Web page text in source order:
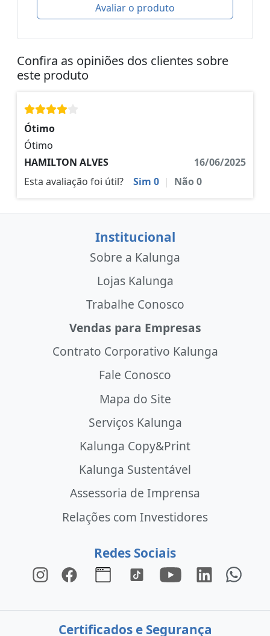
Avaliar o produto
Confira as opiniões dos clientes sobre
este produto
Ótimo
Ótimo
HAMILTON ALVES
16/06/2025
Esta avaliação foi útil?
Sim 0 | Não0
Institucional
Sobre a Kalunga
Lojas Kalunga
Trabalhe Conosco
Vendas para Empresas
Contrato Corporativo Kalunga
Fale Conosco
Mapa do Site
Serviços Kalunga
Kalunga Copy&Print
Kalunga Sustentável
Assessoria de Imprensa
Relações com Investidores
Redes Sociais
Certificados e Segurança